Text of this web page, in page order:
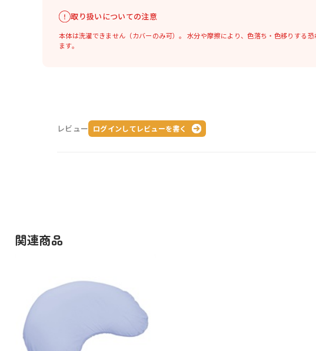
取り扱いについての注意
本体は洗濯できません（カバーのみ可）。水分や摩擦により、色落ち・色移りする恐
ます。
レビュー ログインしてレビューを書く
関連商品